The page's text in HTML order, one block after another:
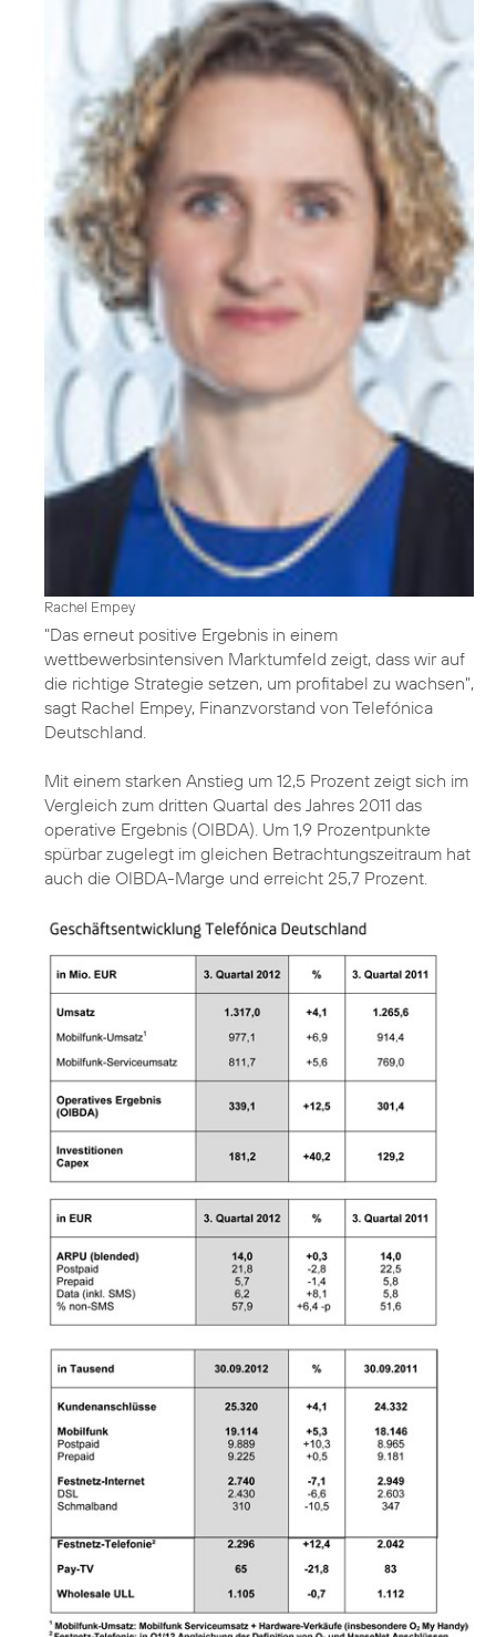
Rachel Empey
"Das erneut positive Ergebnis in einem
wettbewerbsintensiven Marktumfeld zeigt, dass wir auf
die richtige Strategie setzen, um profitabel zu wachsen",
sagt Rachel Empey, Finanzvorstand von Telefónica
Deutschland.
Mit einem starken Anstieg um 12,5 Prozent zeigt sich im
Vergleich zum dritten Quartal des Jahres 2011 das
operative Ergebnis (OIBDA). Um 1,9 Prozentpunkte
spürbar zugelegt im gleichen Betrachtungszeitraum hat
auch die OIBDA-Marge und erreicht 25,7 Prozent.